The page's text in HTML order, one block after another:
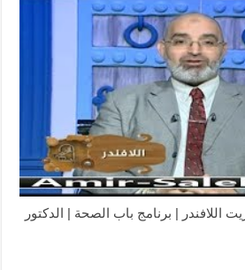
اللافندر | برنامج باب الصحة | الدكتور